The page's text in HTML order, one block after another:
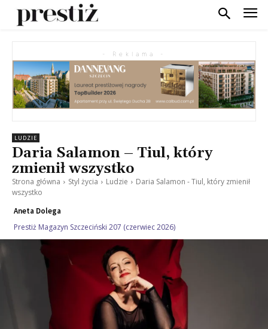
- Reklama -
LUDZIE
Daria Salamon – Tiul, który
zmienił wszystko
Strona główna Styl życia Ludzie
Daria Salamon - Tiul, który zmienił
wszystko
Aneta Dolega
Prestiż Magazyn Szczeciński 207 (czerwiec 2026)